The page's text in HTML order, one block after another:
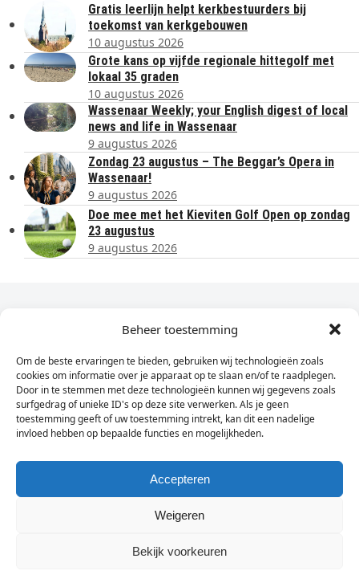
Beheer toestemming
Om de beste ervaringen te bieden, gebruiken wij technologieën zoals
cookies om informatie over je apparaat op te slaan en/of te raadplegen.
Door in te stemmen met deze technologieën kunnen wij gegevens zoals
surfgedrag of unieke ID's op deze site verwerken. Als je geen
toestemming geeft of uw toestemming intrekt, kan dit een nadelige
invloed hebben op bepaalde functies en mogelijkheden.
Accepteren
Weigeren
Bekijk voorkeuren
Gratis leerlijn helpt kerkbestuurders bij
toekomst van kerkgebouwen
10 augustus 2026
Grote kans op vijfde regionale hittegolf met
lokaal 35 graden
10 augustus 2026
Wassenaar Weekly; your English digest of local
news and life in Wassenaar
9 augustus 2026
Zondag 23 augustus – The Beggar’s Opera in
Wassenaar!
9 augustus 2026
Doe mee met het Kieviten Golf Open op zondag
23 augustus
9 augustus 2026
Dagelijks het laatste nieuws in je e-mail?
Vul
hier
je
e-
mailadres
in
Sign Up